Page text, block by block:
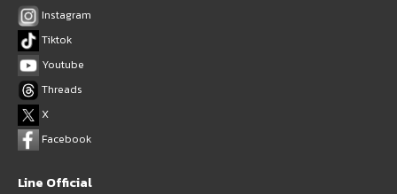
Instagram
Tiktok
Youtube
Threads
X
Facebook
Line Official